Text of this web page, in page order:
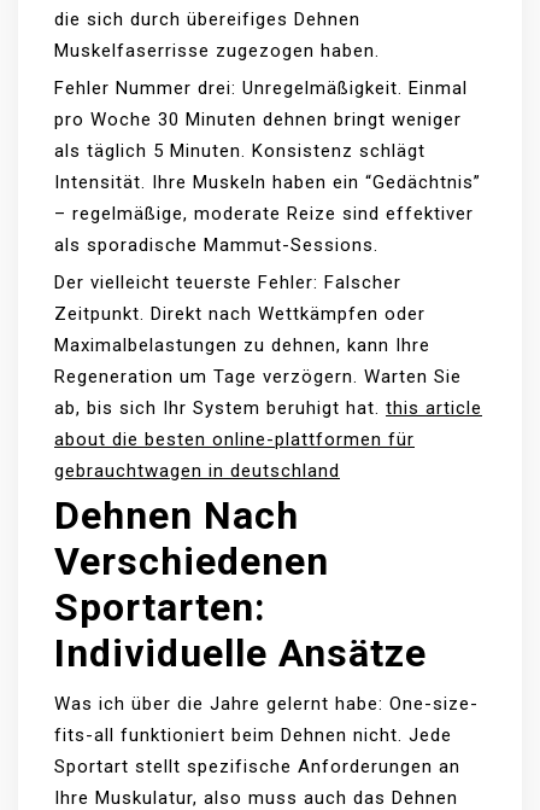
die sich durch übereifiges Dehnen
Muskelfaserrisse zugezogen haben.
Fehler Nummer drei: Unregelmäßigkeit. Einmal
pro Woche 30 Minuten dehnen bringt weniger
als täglich 5 Minuten. Konsistenz schlägt
Intensität. Ihre Muskeln haben ein “Gedächtnis”
– regelmäßige, moderate Reize sind effektiver
als sporadische Mammut-Sessions.
Der vielleicht teuerste Fehler: Falscher
Zeitpunkt. Direkt nach Wettkämpfen oder
Maximalbelastungen zu dehnen, kann Ihre
Regeneration um Tage verzögern. Warten Sie
ab, bis sich Ihr System beruhigt hat. this article
about die besten online-plattformen für
gebrauchtwagen in deutschland
Dehnen Nach
Verschiedenen
Sportarten:
Individuelle Ansätze
Was ich über die Jahre gelernt habe: One-size-
fits-all funktioniert beim Dehnen nicht. Jede
Sportart stellt spezifische Anforderungen an
Ihre Muskulatur, also muss auch das Dehnen